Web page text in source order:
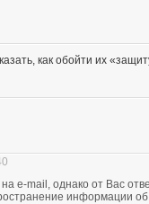
как обойти их
e-mail, однако от Вас
информации